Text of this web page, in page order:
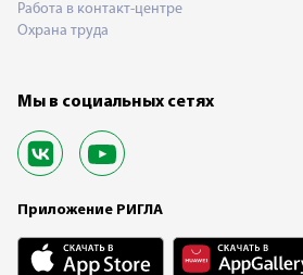
Работа в контакт-центре
Охрана труда
Мы в социальных сетях
Приложение РИГЛА